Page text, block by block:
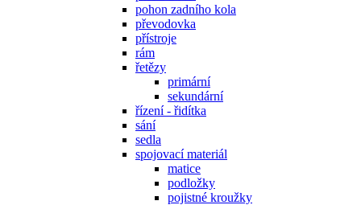
pohon zadního kola
převodovka
přístroje
rám
řetězy
primární
sekundární
řízení - řidítka
sání
sedla
spojovací materiál
matice
podložky
pojistné kroužky